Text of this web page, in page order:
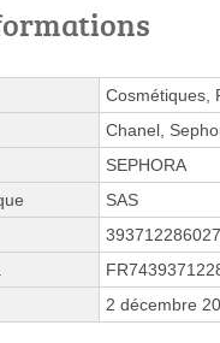
Cosmétiques,
Chanel,
SEPHORA
SAS
2 décembre